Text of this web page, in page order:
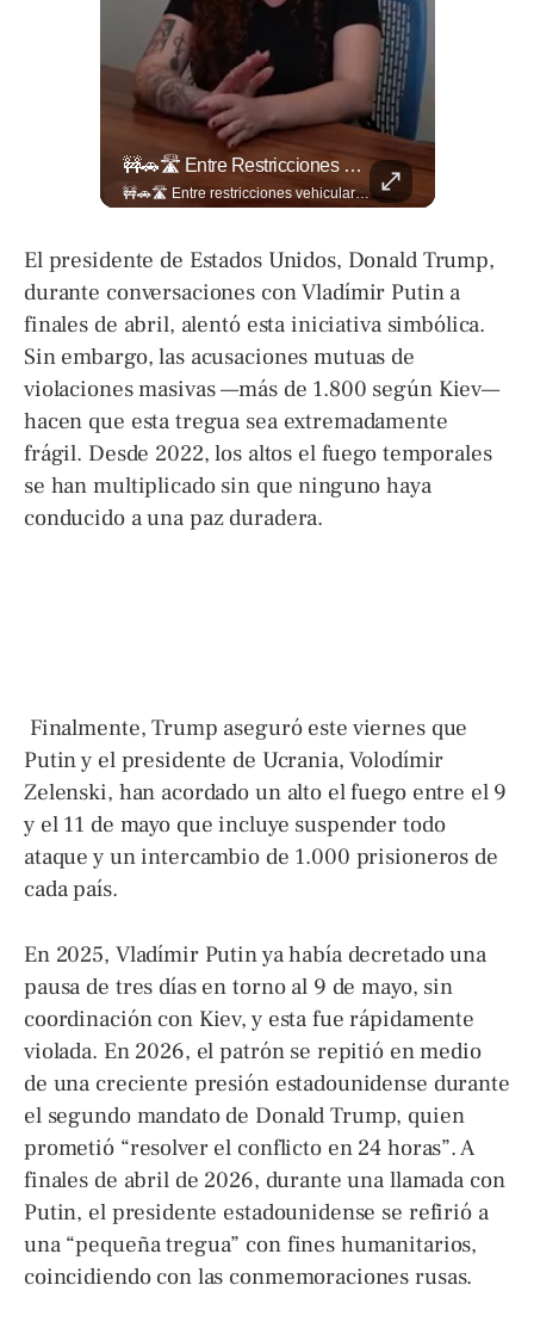
🚧🚗🛣️ Entre Restricciones Vehiculares Y El Despliegue De Maquinaria Pesada, Continúan Los Trabajos De Ampliación Y La Construcción Del Viaducto En El Tramo De Los...
🚧🚗🛣️ Entre restricciones vehiculares y el despliegue de maquinaria pesada, continúan los trabajos de ampliación y la construcción del viaducto en el tramo de Los Chorros, en la carretera Panamericana. Para más información del tramo Los Chorros visita ➡️ eldiariodehoy.com #Nacionales #LosChorros #carreterapanamericana
El presidente de Estados Unidos, Donald Trump,
durante conversaciones con Vladímir Putin a
finales de abril, alentó esta iniciativa simbólica.
Sin embargo, las acusaciones mutuas de
violaciones masivas —más de 1.800 según Kiev—
hacen que esta tregua sea extremadamente
frágil. Desde 2022, los altos el fuego temporales
se han multiplicado sin que ninguno haya
conducido a una paz duradera.
Finalmente, Trump aseguró este viernes que
Putin y el presidente de Ucrania, Volodímir
Zelenski, han acordado un alto el fuego entre el 9
y el 11 de mayo que incluye suspender todo
ataque y un intercambio de 1.000 prisioneros de
cada país.
En 2025, Vladímir Putin ya había decretado una
pausa de tres días en torno al 9 de mayo, sin
coordinación con Kiev, y esta fue rápidamente
violada. En 2026, el patrón se repitió en medio
de una creciente presión estadounidense durante
el segundo mandato de Donald Trump, quien
prometió “resolver el conflicto en 24 horas”. A
finales de abril de 2026, durante una llamada con
Putin, el presidente estadounidense se refirió a
una “pequeña tregua” con fines humanitarios,
coincidiendo con las conmemoraciones rusas.